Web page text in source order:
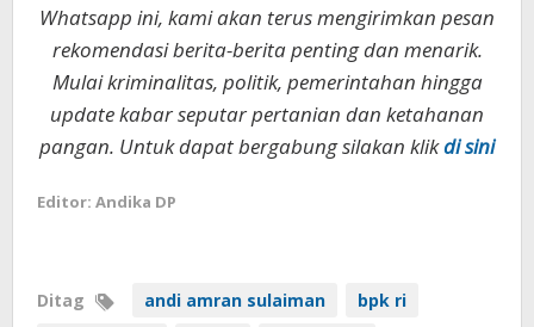
Whatsapp ini, kami akan terus mengirimkan pesan
rekomendasi berita-berita penting dan menarik.
Mulai kriminalitas, politik, pemerintahan hingga
update kabar seputar pertanian dan ketahanan
pangan. Untuk dapat bergabung silakan klikdi sini
Editor: Andika DP
Ditag andi amran sulaiman
bpk ri